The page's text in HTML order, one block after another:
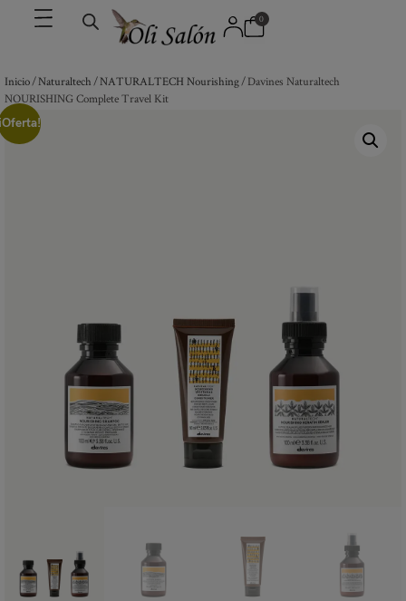
0
Inicio/Naturaltech/NATURALTECH Nourishing/ Davines Naturaltech
NOURISHING Complete Travel Kit